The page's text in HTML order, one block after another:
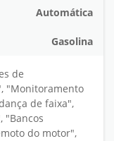
Automática
Gasolina
de
"Monitoramento
de faixa",
"Bancos
do motor",